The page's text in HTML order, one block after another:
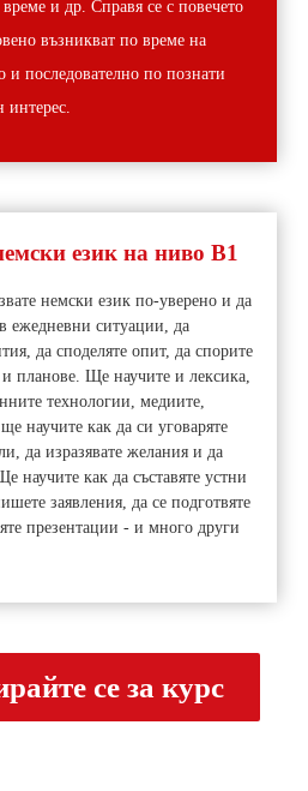
и др. Справя се с повечето
възникват по време на
и последователно по познати
език на ниво В1
немски език по-уверено и да
ежедневни ситуации, да
да споделяте опит, да спорите
планове. Ще научите и лексика,
технологии, медиите,
научите как да си уговаряте
да изразявате желания и да
научите как да съставяте устни
заявления, да се подготвяте
презентации - и много други